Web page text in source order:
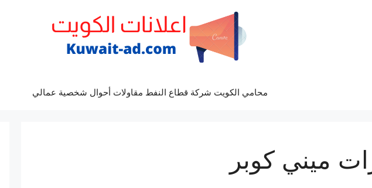
محامي الكويت شركة قطاع النفط مقاولات أحوال شخصية عمالي
ميني كوبر